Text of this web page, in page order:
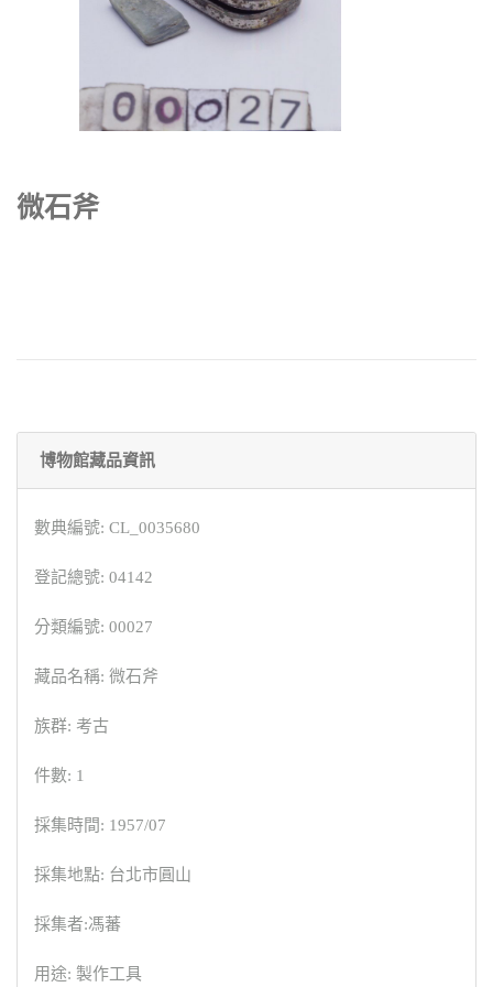
微石斧
博物館藏品資訊
數典編號: CL_0035680
登記總號: 04142
分類編號: 00027
藏品名稱: 微石斧
族群: 考古
件數: 1
採集時間: 1957/07
採集地點: 台北市圓山
採集者:馮蕃
用途: 製作工具